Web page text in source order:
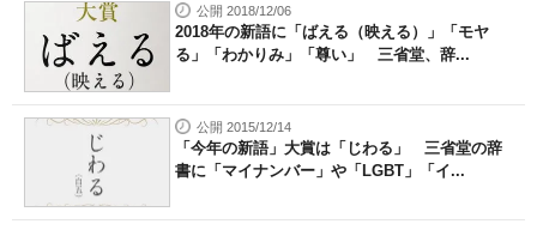
公開 2018/12/06
2018年の新語に「ばえる（映える）」「モヤ
る」「わかりみ」「尊い」 三省堂、辞...
公開 2015/12/14
「今年の新語」大賞は「じわる」 三省堂の辞
書に「マイナンバー」や「LGBT」「イ...